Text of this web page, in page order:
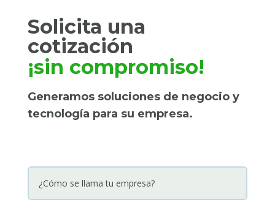
Solicita una
cotización
¡sin compromiso!
Generamos soluciones de negocio y
tecnología para su empresa.